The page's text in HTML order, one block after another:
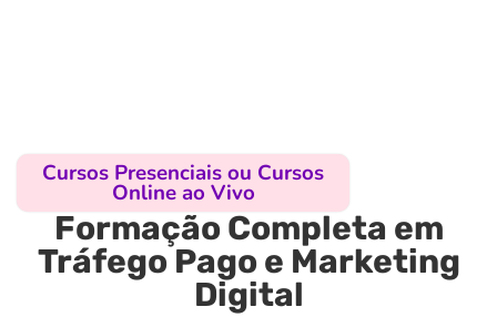
Cursos Presenciais ou Cursos
Online ao Vivo
Formação Completa em
Tráfego Pago e Marketing
Digital